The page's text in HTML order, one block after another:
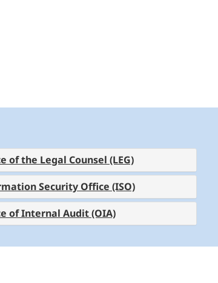
of the Legal Counsel (LEG)
Security Office (ISO)
of Internal Audit (OIA)